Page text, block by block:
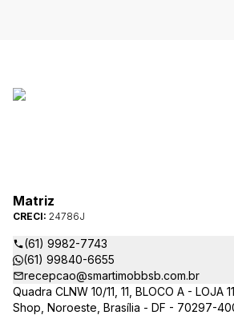
Matriz
CRECI: 24786J
(61) 9982-7743
(61) 99840-6655
recepcao@smartimobbsb.com.br
Quadra CLNW 10/11, 11, BLOCO A - LOJA
Shop, Noroeste, Brasília - DF - 70297-